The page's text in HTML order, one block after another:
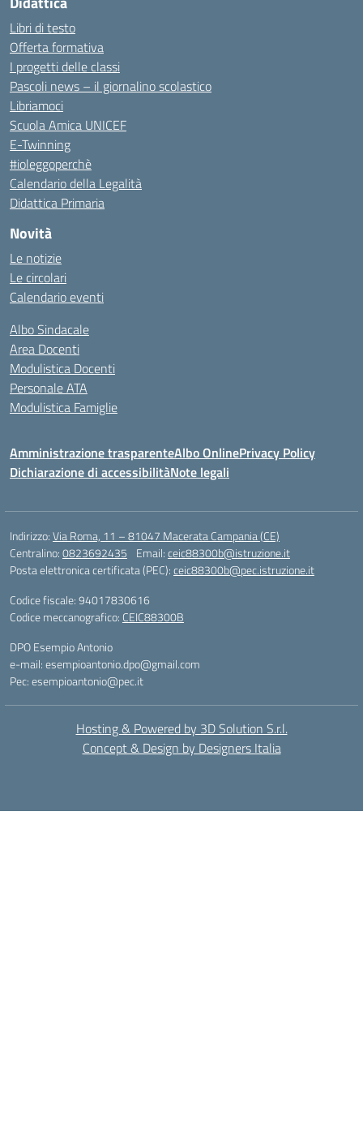
Libri di testo
Offerta formativa
I progetti delle classi
Pascoli news – il giornalino scolastico
Libriamoci
Scuola Amica UNICEF
E-Twinning
#ioleggoperchè
Calendario della Legalità
Didattica Primaria
Novità
Le notizie
Le circolari
Calendario eventi
Albo Sindacale
Area Docenti
Modulistica Docenti
Personale ATA
Modulistica Famiglie
Amministrazione trasparenteAlbo OnlinePrivacy Policy
Dichiarazione di accessibilitàNote legali
Indirizzo:Via Roma, 11 – 81047 Macerata Campania (CE)
Centralino:0823692435 Email:ceic88300b@istruzione.it
Posta elettronica certificata (PEC):ceic88300b@pec.istruzione.it
Codice fiscale: 94017830616
Codice meccanografico: CEIC88300B
DPO Esempio Antonio
e-mail: esempioantonio.dpo@gmail.com
Pec: esempioantonio@pec.it
Hosting & Powered by 3D Solution S.r.l.
Concept & Design by Designers Italia